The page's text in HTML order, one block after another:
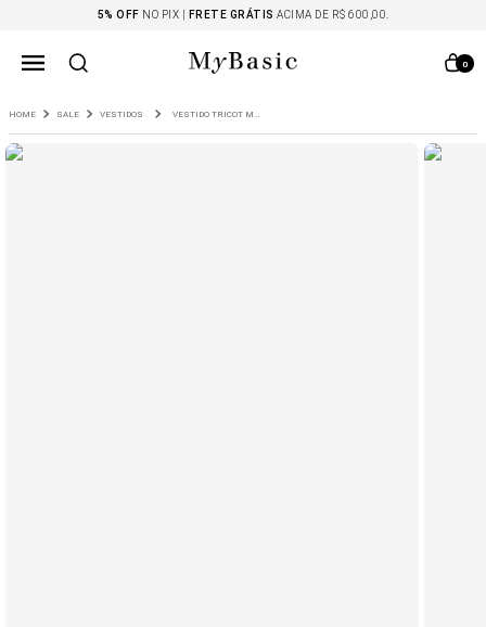
5% OFF NO PIX | FRETE GRÁTIS ACIMA DE R$ 600,00.
0
SALE VESTIDOS VESTIDO TRICOT MIDI ALÇA FINA POITIERS PRETO